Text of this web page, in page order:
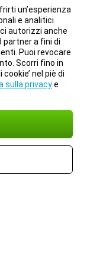
un’esperienza
e analitici
autorizzi anche
partner a fini di
Puoi revocare
Scorri fino in
nel piè di
sulla privacye